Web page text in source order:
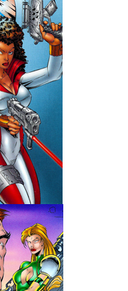
Physics)
Physics)